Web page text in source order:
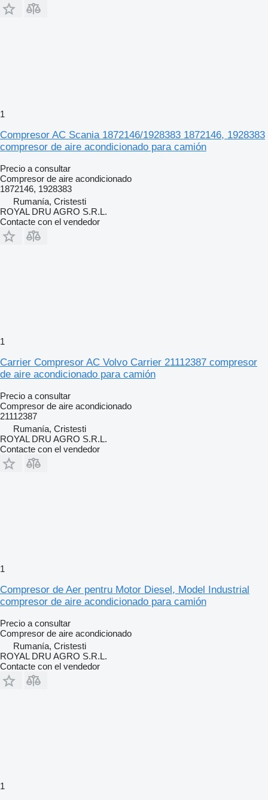
1
Compresor AC Scania 1872146/1928383 1872146, 1928383
compresor de aire acondicionado para camión
Precio a consultar
Compresor de aire acondicionado
1872146, 1928383
Rumanía, Cristesti
ROYAL DRU AGRO S.R.L.
Contacte con el vendedor
1
Carrier Compresor AC Volvo Carrier 21112387 compresor
de aire acondicionado para camión
Precio a consultar
Compresor de aire acondicionado
21112387
Rumanía, Cristesti
ROYAL DRU AGRO S.R.L.
Contacte con el vendedor
1
Compresor de Aer pentru Motor Diesel, Model Industrial
compresor de aire acondicionado para camión
Precio a consultar
Compresor de aire acondicionado
Rumanía, Cristesti
ROYAL DRU AGRO S.R.L.
Contacte con el vendedor
1